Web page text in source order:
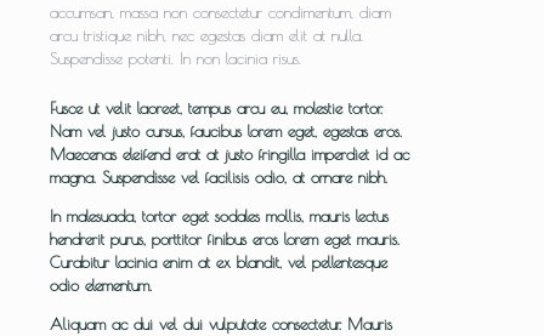
accumsan, massa non consectetur condimentum, diam
arcu tristique nibh, nec egestas diam elit at nulla.
Suspendisse potenti. In non lacinia risus.
Fusce ut velit laoreet, tempus arcu eu, molestie tortor.
Nam vel justo cursus, faucibus lorem eget, egestas eros.
Maecenas eleifend erat at justo fringilla imperdiet id ac
magna. Suspendisse vel facilisis odio, at ornare nibh.
In malesuada, tortor eget sodales mollis, mauris lectus
hendrerit purus, porttitor finibus eros lorem eget mauris.
Curabitur lacinia enim at ex blandit, vel pellentesque
odio elementum.
Aliquam ac dui vel dui vulputate consectetur. Mauris